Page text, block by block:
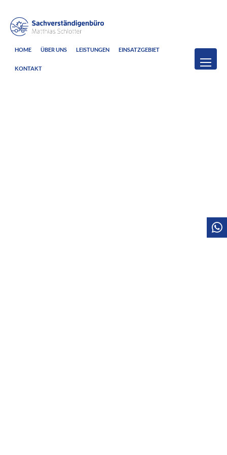
HOME ÜBER UNS LEISTUNGEN EINSATZGEBIET
KONTAKT